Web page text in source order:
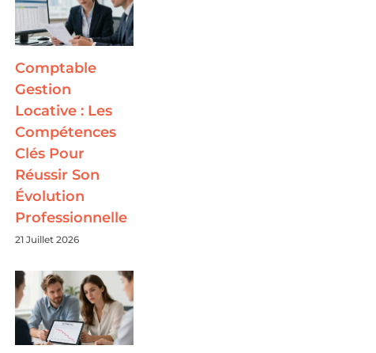
Comptable
Gestion
Locative : Les
Compétences
Clés Pour
Réussir Son
Évolution
Professionnelle
21 Juillet 2026